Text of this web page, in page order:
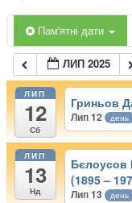
Пам'ятні дати
ЛИП 2025
ЛИП
12
Сб
Гриньов
Лип 12 день
ЛИП
13
Нд
Бєлоусов
(1895 –
Лип 13 день